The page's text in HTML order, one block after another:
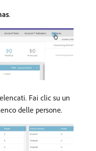
.
Fai clic su un
delle persone.